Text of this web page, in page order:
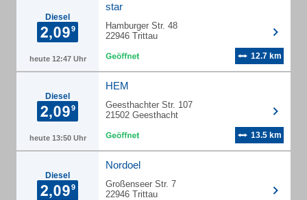
Diesel
heute 12:47 Uhr
star
Hamburger Str. 48
22946 Trittau
12.7 km
Diesel
heute 13:50 Uhr
HEM
Geesthachter Str. 107
21502 Geesthacht
13.5 km
Diesel
Nordoel
Großenseer Str. 7
22946 Trittau